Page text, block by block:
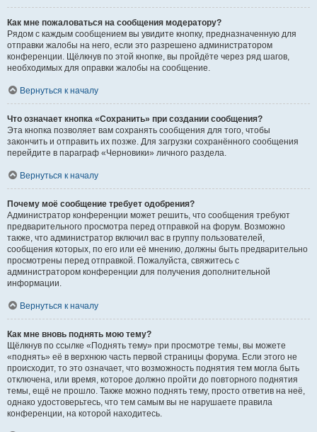
Как мне пожаловаться на сообщения модератору?
Рядом с каждым сообщением вы увидите кнопку, предназначенную для
отправки жалобы на него, если это разрешено администратором
конференции. Щёлкнув по этой кнопке, вы пройдёте через ряд шагов,
необходимых для оправки жалобы на сообщение.
Вернуться к началу
Что означает кнопка «Сохранить» при создании сообщения?
Эта кнопка позволяет вам сохранять сообщения для того, чтобы
закончить и отправить их позже. Для загрузки сохранённого сообщения
перейдите в параграф «Черновики» личного раздела.
Вернуться к началу
Почему моё сообщение требует одобрения?
Администратор конференции может решить, что сообщения требуют
предварительного просмотра перед отправкой на форум. Возможно
также, что администратор включил вас в группу пользователей,
сообщения которых, по его или её мнению, должны быть предварительно
просмотрены перед отправкой. Пожалуйста, свяжитесь с
администратором конференции для получения дополнительной
информации.
Вернуться к началу
Как мне вновь поднять мою тему?
Щёлкнув по ссылке «Поднять тему» при просмотре темы, вы можете
«поднять» её в верхнюю часть первой страницы форума. Если этого не
происходит, то это означает, что возможность поднятия тем могла быть
отключена, или время, которое должно пройти до повторного поднятия
темы, ещё не прошло. Также можно поднять тему, просто ответив на неё,
однако удостоверьтесь, что тем самым вы не нарушаете правила
конференции, на которой находитесь.